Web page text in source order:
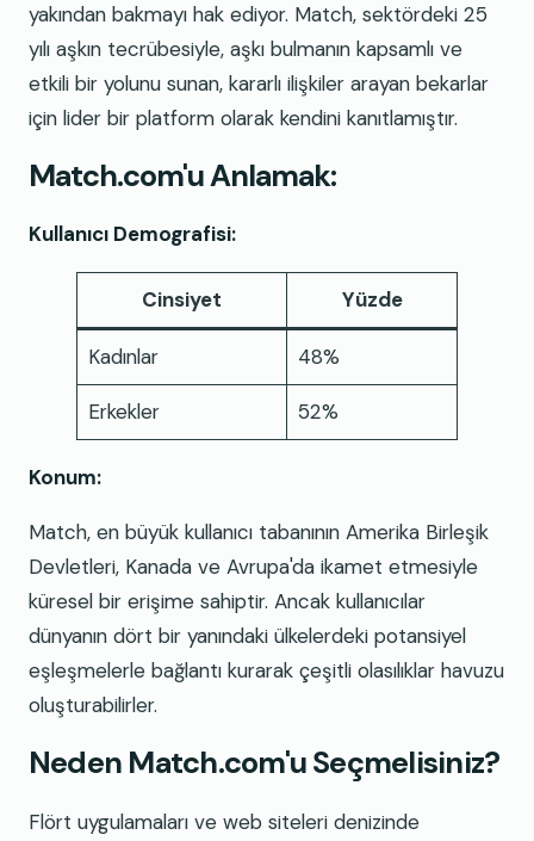
yakından bakmayı hak ediyor. Match, sektördeki 25
yılı aşkın tecrübesiyle, aşkı bulmanın kapsamlı ve
etkili bir yolunu sunan, kararlı ilişkiler arayan bekarlar
için lider bir platform olarak kendini kanıtlamıştır.
Match.com'u Anlamak:
Kullanıcı Demografisi:
Cinsiyet Yüzde
Kadınlar 48%
Erkekler 52%
Konum:
Match, en büyük kullanıcı tabanının Amerika Birleşik
Devletleri, Kanada ve Avrupa'da ikamet etmesiyle
küresel bir erişime sahiptir. Ancak kullanıcılar
dünyanın dört bir yanındaki ülkelerdeki potansiyel
eşleşmelerle bağlantı kurarak çeşitli olasılıklar havuzu
oluşturabilirler.
Neden Match.com'u Seçmelisiniz?
Flört uygulamaları ve web siteleri denizinde